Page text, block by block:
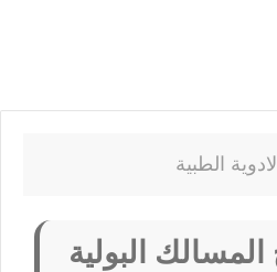
الادوية الطبية
المسالك البولية